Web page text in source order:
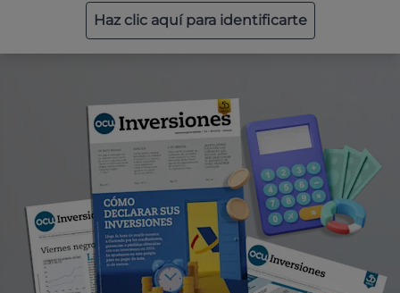
Haz clic aquí para identificarte